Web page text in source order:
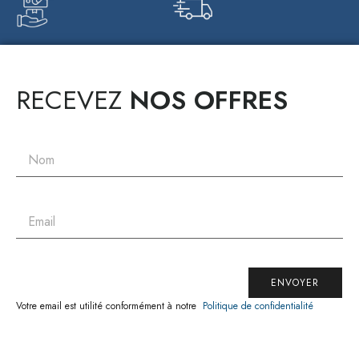
RECEVEZ NOS OFFRES
ENVOYER
Votre email est utilité conformément à notre Politique de confidentialité